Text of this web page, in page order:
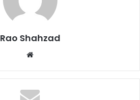
Rao Shahzad
Website